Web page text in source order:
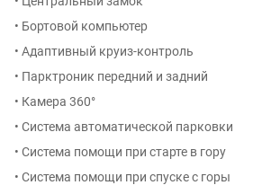
• Бортовой компьютер
• Адаптивный круиз-контроль
• Парктроник передний и задний
• Камера 360°
• Система автоматической парковки
• Система помощи при старте в гору
• Система помощи при спуске с горы